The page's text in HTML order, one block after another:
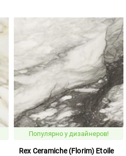
Популярно у дизайнеров!
Rex Ceramiche (Florim) Etoile